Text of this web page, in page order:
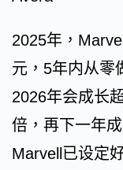
2025年，
元，5年内从零
2026年会成长
倍，再下一年
Marvell已设定